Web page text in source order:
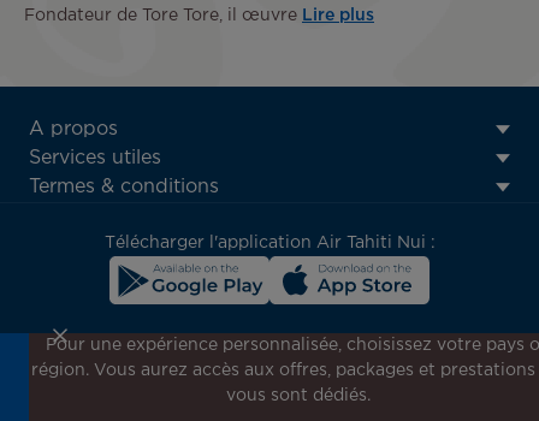
Fondateur de Tore Tore, il œuvre Lire plus
ATN:
Footer
menu
A propos
Services utiles
Termes & conditions
Télécharger l'application Air Tahiti Nui :
Inscrivez-vous à notre newsletter !
Recevez en avant-première toutes nos offres spéciales et
Pour une expérience personnalisée, choisissez votre pays
région. Vous aurez accès aux offres, packages et prestations
vous sont dédiés.